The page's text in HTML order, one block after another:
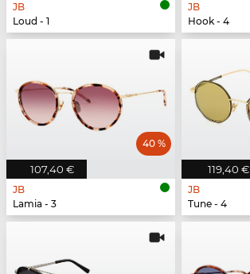
JB
Loud - 1
JB
Hook - 4
107,40 €
40 %
JB
Lamia - 3
119,40 €
JB
Tune - 4